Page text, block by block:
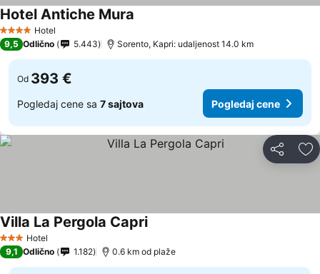
4 ZvezdiceHotel
Hotel Antiche Mura
9,5 Odlično 5.443 Sorento, Kapri: udaljenost 14.0 km
Od 393 €
Pogledaj cene sa 7 sajtova Pogledaj cene
Deli
3 Zvezdice
Hotel
Villa La Pergola Capri
9,1 Odlično 1.182 0.6 km od plaže